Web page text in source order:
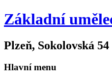
Základní
Plzeň, Sokolovská 54
Hlavní menu